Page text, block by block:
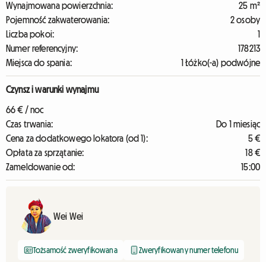
Wynajmowana powierzchnia:
25 m²
Pojemność zakwaterowania:
2 osoby
Liczba pokoi:
1
Numer referencyjny:
178213
Miejsca do spania:
1 Łóżko(-a) podwójne
Czynsz i warunki wynajmu
66 € / noc
Czas trwania:
Do 1 miesiąc
Cena za dodatkowego lokatora (od 1):
5 €
Opłata za sprzątanie:
18 €
Zameldowanie od:
15:00
Wei Wei
Tożsamość zweryfikowana Zweryfikowany numer telefonu